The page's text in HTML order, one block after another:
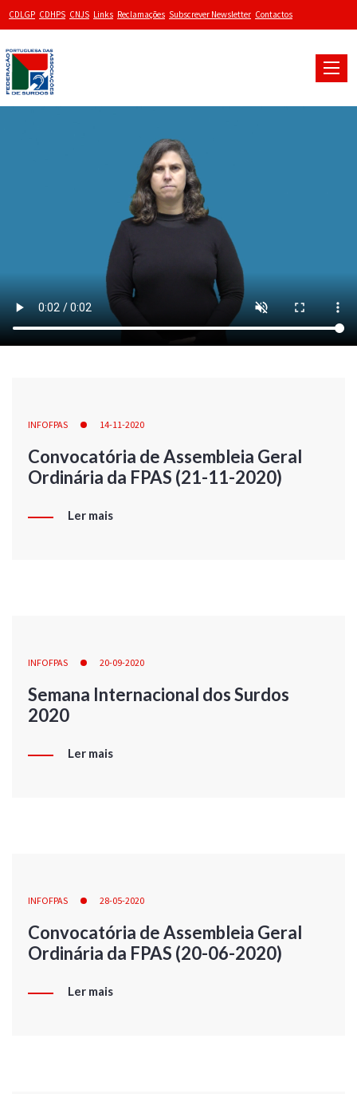
CDLGP CDHPS CNJS Links Reclamações Subscrever Newsletter Contactos
Toggle
INFOFPAS 14-11-2020
Convocatória de Assembleia Geral
Ordinária da FPAS (21-11-2020)
Ler mais
INFOFPAS 20-09-2020
Semana Internacional dos Surdos
2020
Ler mais
INFOFPAS 28-05-2020
Convocatória de Assembleia Geral
Ordinária da FPAS (20-06-2020)
Ler mais